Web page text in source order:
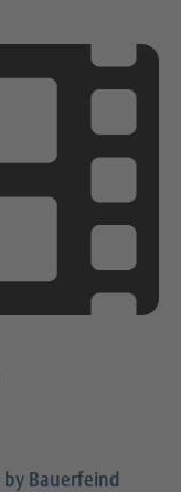
by Bauerfeind